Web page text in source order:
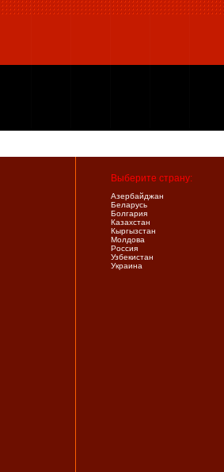
Выберите страну:
Азербайджан
Беларусь
Болгария
Казахстан
Кыргызстан
Молдова
Россия
Узбекистан
Украина